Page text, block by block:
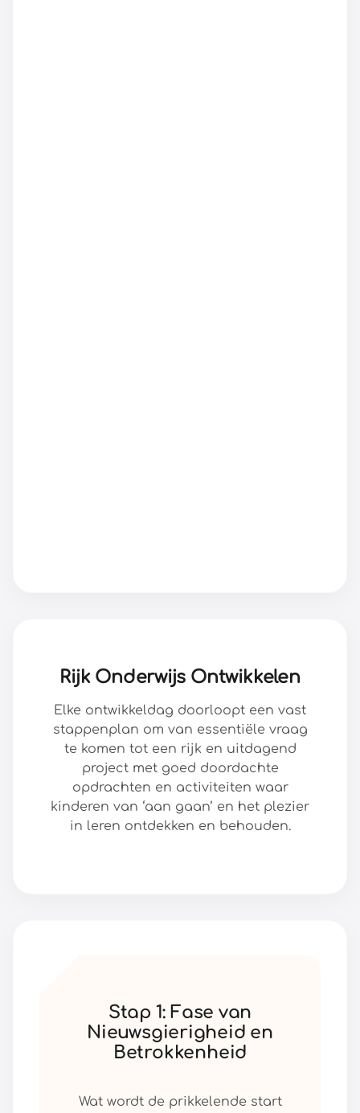
Rijk Onderwijs Ontwikkelen
Elke ontwikkeldag doorloopt een vast
stappenplan om van essentiële vraag
te komen tot een rijk en uitdagend
project met goed doordachte
opdrachten en activiteiten waar
kinderen van ‘aan gaan’ en het plezier
in leren ontdekken en behouden.
Stap 1: Fase van
Nieuwsgierigheid en
Betrokkenheid
Wat wordt de prikkelende start